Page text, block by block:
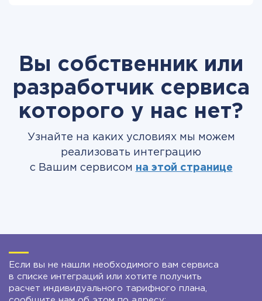
Вы собственник или
разработчик сервиса
которого у нас нет?
Узнайте на каких условиях мы можем
реализовать интеграцию
с Вашим сервисом на этой странице
Если вы не нашли необходимого вам сервиса
в списке интеграций или хотите получить
расчет индивидуального тарифного плана,